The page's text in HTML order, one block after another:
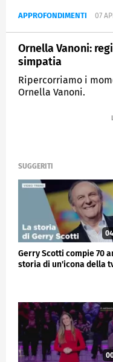
APPROFONDIMENTI 07
Ornella Vanoni:
simpatia
Ripercorriamo i
Ornella Vanoni.
SUGGERITI
Gerry Scotti compie 70
storia di un'icona della